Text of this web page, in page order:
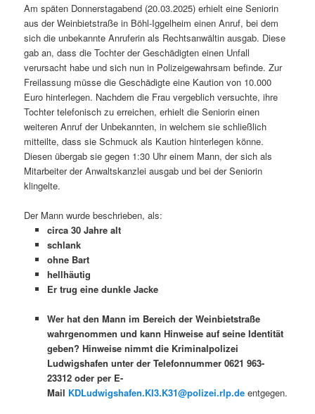
Am späten Donnerstagabend (20.03.2025) erhielt eine Seniorin
aus der Weinbietstraße in Böhl-Iggelheim einen Anruf, bei dem
sich die unbekannte Anruferin als Rechtsanwältin ausgab. Diese
gab an, dass die Tochter der Geschädigten einen Unfall
verursacht habe und sich nun in Polizeigewahrsam befinde. Zur
Freilassung müsse die Geschädigte eine Kaution von 10.000
Euro hinterlegen. Nachdem die Frau vergeblich versuchte, ihre
Tochter telefonisch zu erreichen, erhielt die Seniorin einen
weiteren Anruf der Unbekannten, in welchem sie schließlich
mitteilte, dass sie Schmuck als Kaution hinterlegen könne.
Diesen übergab sie gegen 1:30 Uhr einem Mann, der sich als
Mitarbeiter der Anwaltskanzlei ausgab und bei der Seniorin
klingelte.
Der Mann wurde beschrieben, als:
circa 30 Jahre alt
schlank
ohne Bart
hellhäutig
Er trug eine dunkle Jacke
Wer hat den Mann im Bereich der Weinbietstraße
wahrgenommen und kann Hinweise auf seine Identität
geben? Hinweise nimmt die Kriminalpolizei
Ludwigshafen unter der Telefonnummer 0621 963-
23312 oder per E-
Mail KDLudwigshafen.KI3.K31@polizei.rlp.deentgegen.